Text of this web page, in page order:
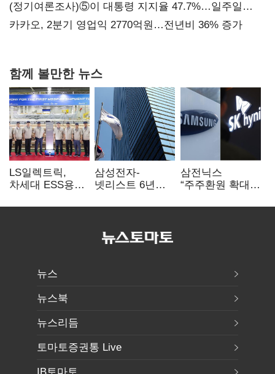
보내
(정기여론조사)⑤이 대통령 지지율 47.7%…일주일
만에 다시 40%대
카카오, 2분기 영업익 2770억원…전년비 36% 증가
함께 볼만한 뉴스
LS일렉트릭,
차세대 ESS용
출하
삼성전자-
넷리스트 6년
기술 협력 확대
삼전닉스
“주주환원 확대
로이터에 성명
뉴스
뉴스북
뉴스리듬
토마토증권통 Live